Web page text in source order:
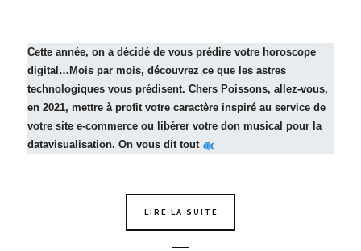
Cette année, on a décidé de vous prédire votre horoscope
digital…Mois par mois, découvrez ce que les astres
technologiques vous prédisent. Chers Poissons, allez-vous,
en 2021, mettre à profit votre caractère inspiréau service de
votre site e-commerce ou libérer votre don musical pour la
datavisualisation. On vous dit tout
LIRE LA SUITE